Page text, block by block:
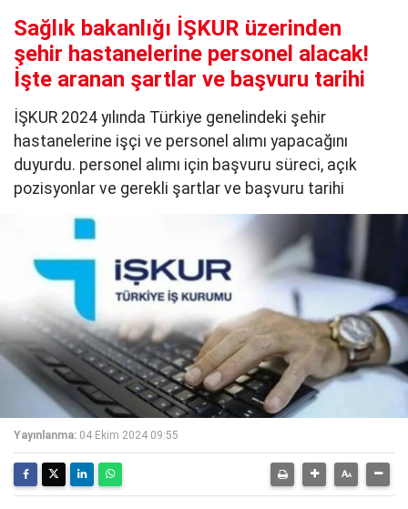
Sağlık bakanlığı İŞKUR üzerinden
şehir hastanelerine personel alacak!
İşte aranan şartlar ve başvuru tarihi
İŞKUR 2024 yılında Türkiye genelindeki şehir
hastanelerine işçi ve personel alımı yapacağını
duyurdu. personel alımı için başvuru süreci, açık
pozisyonlar ve gerekli şartlar ve başvuru tarihi
Yayınlanma: 04 Ekim 2024 09:55